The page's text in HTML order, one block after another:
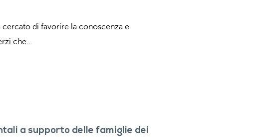
di favorire la conoscenza e
che…
a supporto delle famiglie dei